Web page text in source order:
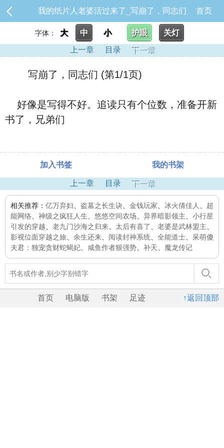
我的纸片人老婆活过来了_写崩了，同志们 首页
字体： 大 中 小 护眼
关灯
上一章
目录 下一章
写崩了，同志们 (第1/1页)
好像是写得不好。追读只有个位数，准备开新
书了，兄弟们
加入书签 我的书架
上一章 目录 下一章
相关推荐： 亿万弃妇 盗墓之长生诀 金钱玩家 冰火倩佳人
超
能网络
神级之疯狂人生 悠悠空间农场 异界暗影领主
小行星
引发的穿越
老九门沙海之归来 太后有喜了 老婆是武林盟主
影视位面穿越之旅
余生还来 阅读封神系统 全能道士
呆萌傻
夫君：独宠贪财蛇蝎妃
咸鱼作者狠强势 补天 魔龙传记
↑返回顶部
首页 电脑版 书架 足迹